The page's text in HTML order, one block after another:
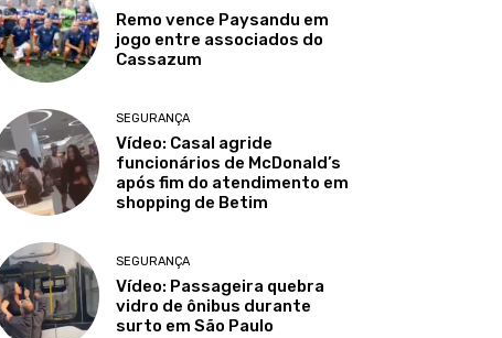
Remo vence Paysandu em
jogo entre associados do
Cassazum
SEGURANÇA
Vídeo: Casal agride
funcionários de McDonald’s
após fim do atendimento em
shopping de Betim
SEGURANÇA
Vídeo: Passageira quebra
vidro de ônibus durante
surto em São Paulo